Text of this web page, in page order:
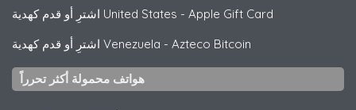
اشترِ أو قدم كهدية United States - Apple Gift Card
اشترِ أو قدم كهدية Venezuela - Azteco Bitcoin
هواتف محمولة أكثر تحرراً